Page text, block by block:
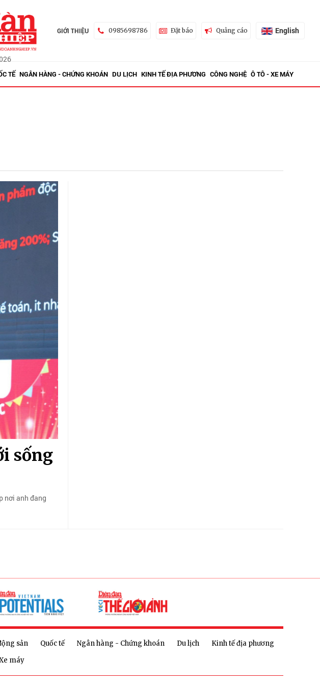
GIỚI THIỆU 0985698786 Đặt báo Quảng cáo English
TẾ NGÂN HÀNG - CHỨNG KHOÁN DU LỊCH KINH TẾ ĐỊA PHƯƠNG CÔNG NGHỆ Ô TÔ - XE MÁY
sống
nơi anh đang
sản Quốc tế Ngân hàng - Chứng khoán Du lịch
Kinh tế địa phương
máy